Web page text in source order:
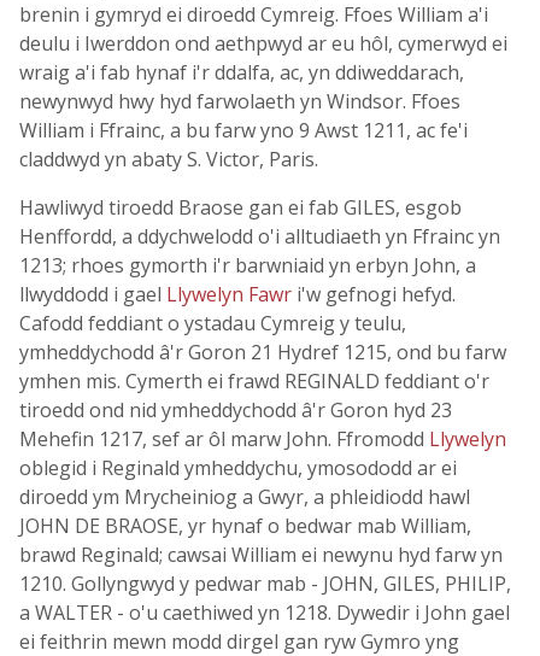
brenin i gymryd ei diroedd Cymreig. Ffoes William a'i
deulu i Iwerddon ond aethpwyd ar eu hôl, cymerwyd ei
wraig a'i fab hynaf i'r ddalfa, ac, yn ddiweddarach,
newynwyd hwy hyd farwolaeth yn Windsor. Ffoes
William i Ffrainc, a bu farw yno 9 Awst 1211, ac fe'i
claddwyd yn abaty S. Victor, Paris.
Hawliwyd tiroedd Braose gan ei fab GILES, esgob
Henffordd, a ddychwelodd o'i alltudiaeth yn Ffrainc yn
1213; rhoes gymorth i'r barwniaid yn erbyn John, a
llwyddodd i gael Llywelyn Fawr i'w gefnogi hefyd.
Cafodd feddiant o ystadau Cymreig y teulu,
ymheddychodd â'r Goron 21 Hydref 1215, ond bu farw
ymhen mis. Cymerth ei frawd REGINALD feddiant o'r
tiroedd ond nid ymheddychodd â'r Goron hyd 23
Mehefin 1217, sef ar ôl marw John. Ffromodd Llywelyn
oblegid i Reginald ymheddychu, ymosododd ar ei
diroedd ym Mrycheiniog a Gwyr, a phleidiodd hawl
JOHN DE BRAOSE, yr hynaf o bedwar mab William,
brawd Reginald; cawsai William ei newynu hyd farw yn
1210. Gollyngwyd y pedwar mab - JOHN, GILES, PHILIP,
a WALTER - o'u caethiwed yn 1218. Dywedir i John gael
ei feithrin mewn modd dirgel gan ryw Gymro yng